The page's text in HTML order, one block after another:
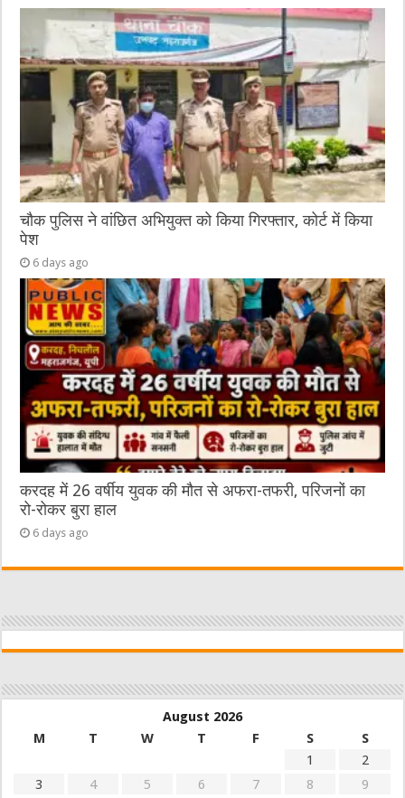
चौक पुलिस ने वांछित अभियुक्त को किया गिरफ्तार, कोर्ट में किया
पेश
6 days ago
करदह में 26 वर्षीय युवक की मौत से अफरा-तफरी, परिजनों का
रो-रोकर बुरा हाल
6 days ago
August 2026
M
T W T F S
S
1
2
3
4 5 6 7 8
9